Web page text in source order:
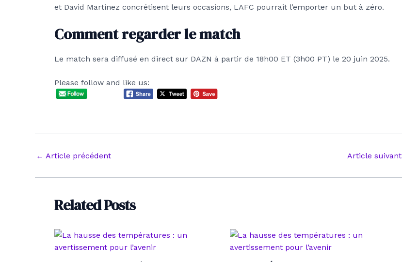
et David Martinez concrétisent leurs occasions, LAFC pourrait l’emporter un but à zéro.
Comment regarder le match
Le match sera diffusé en direct sur DAZN à partir de 18h00 ET (3h00 PT) le 20 juin 2025.
Please follow and like us:
Navigation
articles
← Article précédent Article suivant
Related Posts